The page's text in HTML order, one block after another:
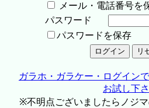
メール・電話番号を
パスワード
パスワードを保存
ガラホ・ガラケー・ログイン
お試し下
※不明点ございましたらノジ